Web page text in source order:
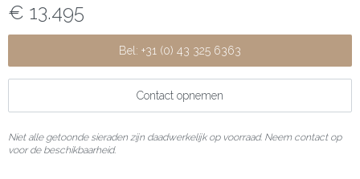
€ 13.495
Bel: +31 (0) 43 325 6363
Contact opnemen
Niet alle getoonde sieraden zijn daadwerkelijk op voorraad. Neem contact op
voor de beschikbaarheid.